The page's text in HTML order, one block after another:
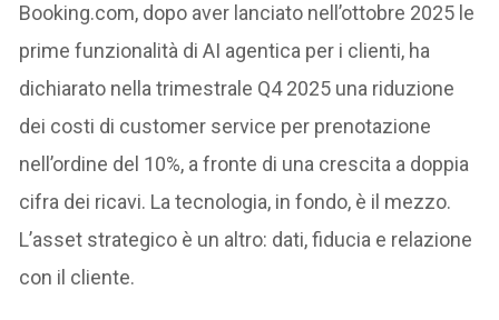
Booking.com, dopo aver lanciato nell’ottobre 2025 le
prime funzionalità di AI agentica per i clienti, ha
dichiarato nella trimestrale Q4 2025 una riduzione
dei costi di customer service per prenotazione
nell’ordine del 10%, a fronte di una crescita a doppia
cifra dei ricavi. La tecnologia, in fondo, è il mezzo.
L’asset strategico è un altro: dati, fiducia e relazione
con il cliente.